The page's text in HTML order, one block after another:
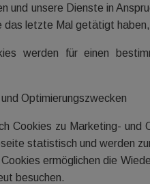
und unsere Dienste in
das letzte Mal getätigt
werden für einen
Optimierungszwecken
Cookies zu Marketing- und
statistisch und werden
ermöglichen die
besuchen.